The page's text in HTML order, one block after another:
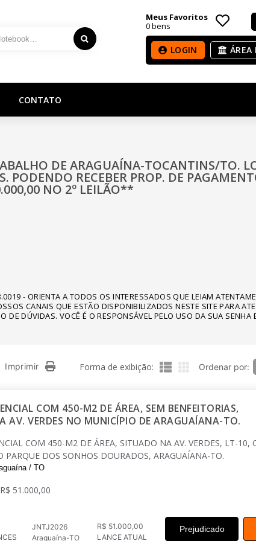
Meus Favoritos
0bens
LOGIN
CONTATO
DE ARAGUAÍNA-TOCANTINS/TO.
PODENDO RECEBER PROP. DE
NO 2º LEILÃO**
- ORIENTA A TODOS OS INTERESSADOS QUE LEIAM
CANAIS QUE ESTÃO DISPONIBILIZADOS NESTE SITE PARA
DE DÚVIDAS. VOCÊ É O RESPONSÁVEL PELO USO DA SUA
Imprimir Forma de exibição: Ordenar por:
COM 450-M2 DE ÁREA, SEM BENFEITORIAS,
AV. VERDES NO MUNICÍPIO DE ARAGUAÍANA-TO.
COM 450-M2 DE ÁREA, SITUADO NA AV. VERDES, LT-10,
PARQUE DOS SONHOS DOURADOS, ARAGUAÍANA-TO.
/ TO
R$ 51.000,00
JNTJ2026
Araguaína-TO
R$ 51.000,00
LANCE ATUAL
Prejudicado